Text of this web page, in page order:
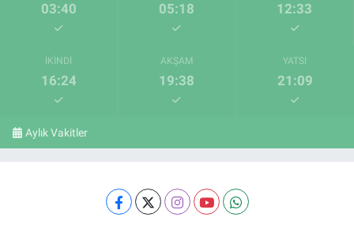
03:40 05:18 12:33
İKINDI
16:24
AKŞAM
19:38
YATSI
21:09
Aylık Vakitler